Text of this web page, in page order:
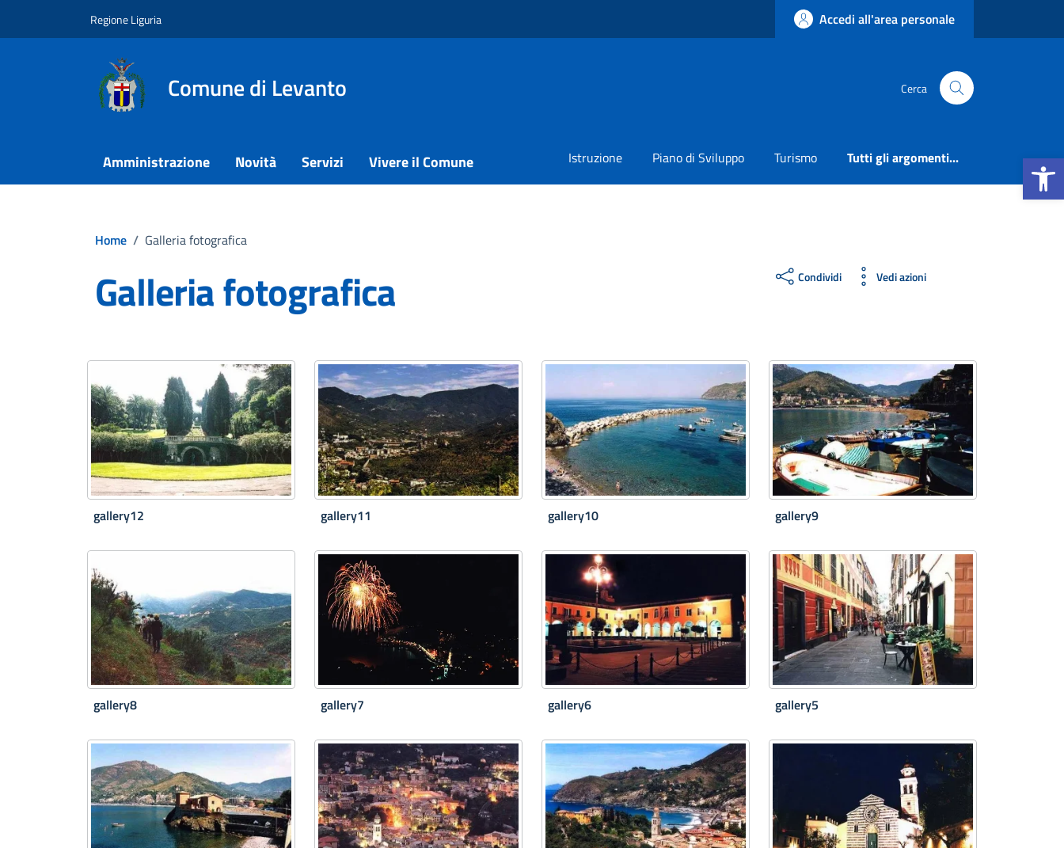
Apri la
Regione Liguria Accedi all'area personale
Comune di Levanto Cerca
Amministrazione Novità Servizi Vivere il Comune Istruzione Piano di Sviluppo Turismo Tutti gli argomenti...
Home / Galleria fotografica
Galleria fotografica Condividi Vedi azioni
gallery12 gallery11 gallery10 gallery9
gallery8 gallery7 gallery6 gallery5